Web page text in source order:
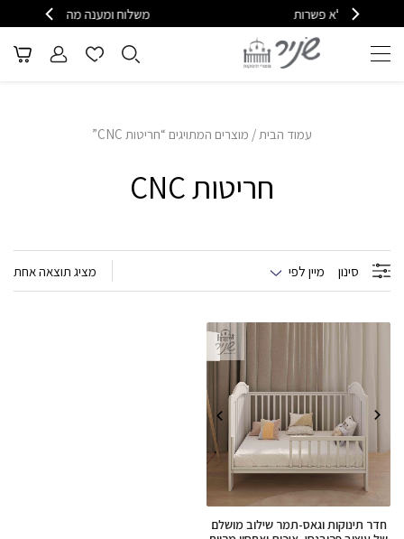
משלוח ומענה מהיר - 08-6715610
עמוד הבית/ מוצרים המתויגים “חריטות CNC”
חריטות CNC
סינון מיין לפי מציג תוצאה אחת
חדר תינוקות וגאס-תמר שילוב מושלם